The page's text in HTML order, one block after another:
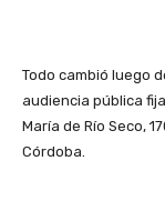
Todo cambió luego
audiencia pública
María de Río Seco,
Córdoba.